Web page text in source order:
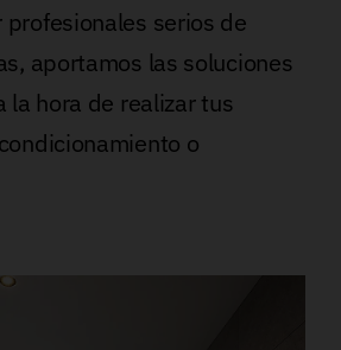
serios de
aportamos las soluciones
la hora de realizar tus
o